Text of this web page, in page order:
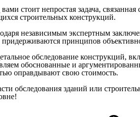
стоит непростая задача,
строительных конструкций.
независимым экспертным
принципов
обследование конструкций,
обоснованные и
оправдывают свою стоимость.
обследования зданий или